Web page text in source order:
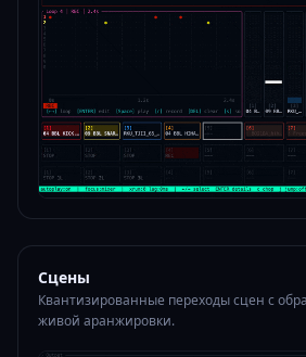
Сцены
Квантизированные переходы сцен с
живой аранжировки.